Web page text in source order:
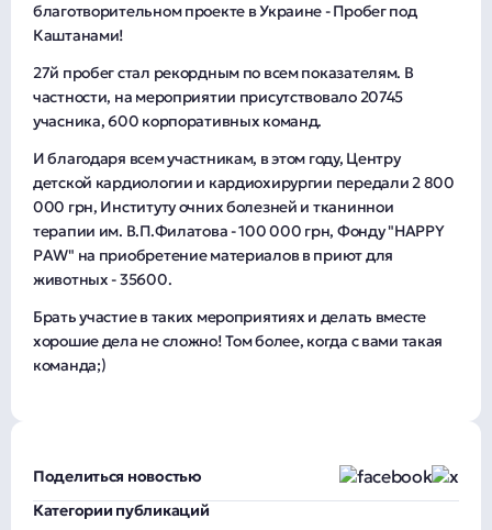
благотворительном проекте в Украине - Пробег под
Каштанами!
27й пробег стал рекордным по всем показателям. В
частности, на мероприятии присутствовало 20745
учасника, 600 корпоративных команд.
И благодаря всем участникам, в этом году, Центру
детской кардиологии и кардиохирургии передали 2 800
000 грн, Институту очних болезней и тканиннои
терапии им. В.П.Филатова - 100 000 грн, Фонду "HAPPY
PAW" на приобретение материалов в приют для
животных - 35600.
Брать участие в таких мероприятиях и делать вместе
хорошие дела не сложно! Том более, когда с вами такая
команда;)
Поделиться новостью
Категории публикаций